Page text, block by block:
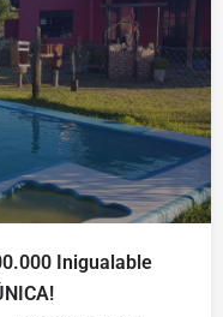
Inigualable